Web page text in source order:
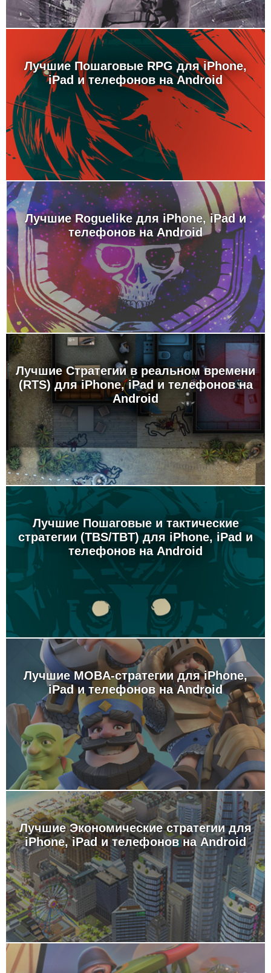
Лучшие Пошаговые RPG для iPhone,
iPad и телефонов на Android
Лучшие Roguelike для iPhone, iPad и
телефонов на Android
Лучшие Стратегии в реальном времени
(RTS) для iPhone, iPad и телефонов на
Android
Лучшие Пошаговые и тактические
стратегии (TBS/TBT) для iPhone, iPad и
телефонов на Android
Лучшие MOBA-стратегии для iPhone,
iPad и телефонов на Android
Лучшие Экономические стратегии для
iPhone, iPad и телефонов на Android